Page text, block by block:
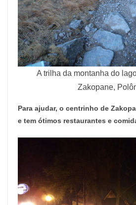
A trilha da montanha do
Zakopane,
Para ajudar, o centrinho de
e tem ótimos restaurantes e